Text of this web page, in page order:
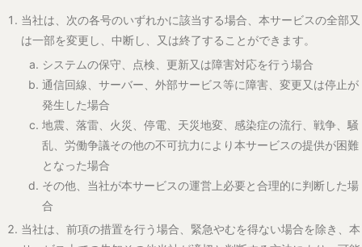
と判断する方法により周知するよう努めます。
前各項に基づく措置によりユーザーに損害が生じた場合の当社の責
任は、第12条の定めによるものとします。
第10条（利用制限、登録抹消その他の措置）
当社は、ユーザーが次の各号のいずれかに該当すると判断した場
合、必要かつ相当な範囲で、事前の通知なく、警告、投稿コンテン
ツの削除若しくは非表示、本サービスの全部若しくは一部の利用制
限、アカウント停止、利用登録の抹消その他必要な措置を講じるこ
とができます。
本規約に違反し、又は違反するおそれがある場合